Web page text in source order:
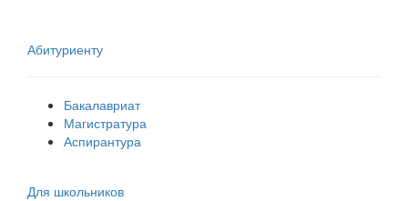
Абитуриенту
Бакалавриат
Магистратура
Аспирантура
Для школьников